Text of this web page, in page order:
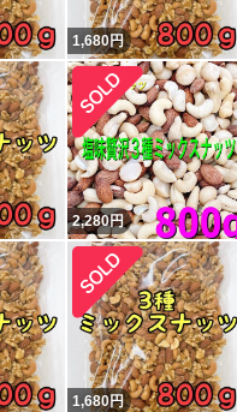
1,680円
2,280円
1,680円